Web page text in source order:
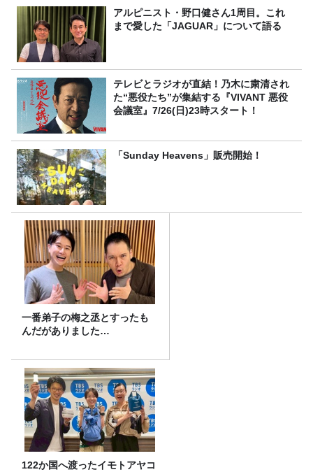
アルピニスト・野口健さん1周目。これ
まで愛した「JAGUAR」について語る
テレビとラジオが直結！乃木に粛清され
た“悪役たち”が集結する『VIVANT 悪役
会議室』7/26(日)23時スタート！
「Sunday Heavens」販売開始！
一番弟子の梅之丞とすったも
んだがありました…
122か国へ渡ったイモトアヤコ